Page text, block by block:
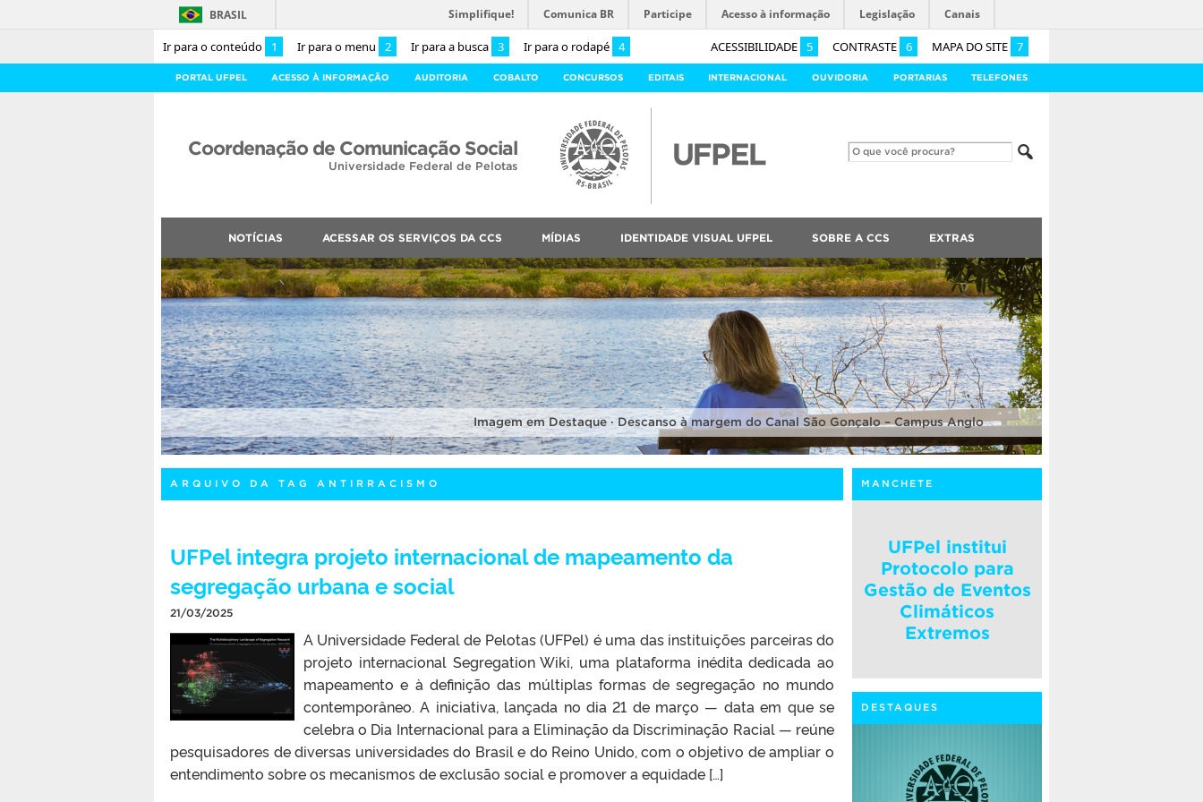
Ir para o conteúdo 1 Ir para o menu 2 Ir para a busca 3 Ir para o rodapé 4 ACESSIBILIDADE 5 CONTRASTE 6 MAPA DO SITE 7
BRASIL Simplifique! Comunica BR Participe Acesso à informação Legislação Canais
PORTAL UFPEL ACESSO À INFORMAÇÃO AUDITORIA COBALTO CONCURSOS EDITAIS INTERNACIONAL OUVIDORIA PORTARIAS TELEFONES
Coordenação de Comunicação Social
Universidade Federal de Pelotas
NOTÍCIAS ACESSAR OS SERVIÇOS DA CCS MÍDIAS IDENTIDADE VISUAL UFPEL SOBRE A CCS EXTRAS
Imagem em Destaque · Descanso à margem do Canal São Gonçalo – Campus Anglo
ARQUIVO DA TAG ANTIRRACISMO
UFPel integra projeto internacional de mapeamento da
segregação urbana e social
21/03/2025
A Universidade Federal de Pelotas (UFPel) é uma das instituições parceiras do
projeto internacional Segregation Wiki, uma plataforma inédita dedicada ao
mapeamento e à definição das múltiplas formas de segregação no mundo
contemporâneo. A iniciativa, lançada no dia 21 de março — data em que se
celebra o Dia Internacional para a Eliminação da Discriminação Racial — reúne
pesquisadores de diversas universidades do Brasil e do Reino Unido, com o objetivo de ampliar o
entendimento sobre os mecanismos de exclusão social e promover a equidade […]
MANCHETE
UFPel institui
Protocolo para
Gestão de Eventos
Climáticos
Extremos
DESTAQUES